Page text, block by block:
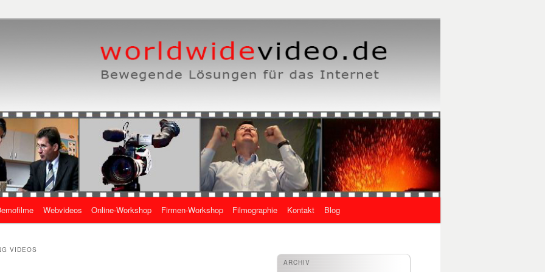
Videos
Webvideos Online-Workshop Firmen-Workshop Filmographie Kontakt Blog
VIDEOS
ARCHIV